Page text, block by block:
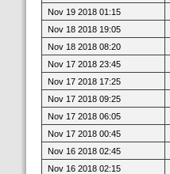
Nov 19 2018 01:15
Nov 18 2018 19:05
Nov 18 2018 08:20
Nov 17 2018 23:45
Nov 17 2018 17:25
Nov 17 2018 09:25
Nov 17 2018 06:05
Nov 17 2018 00:45
Nov 16 2018 02:45
Nov 16 2018 02:15